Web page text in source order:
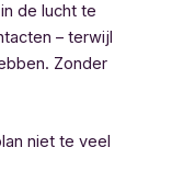
de lucht te
– terwijl
Zonder
niet te veel